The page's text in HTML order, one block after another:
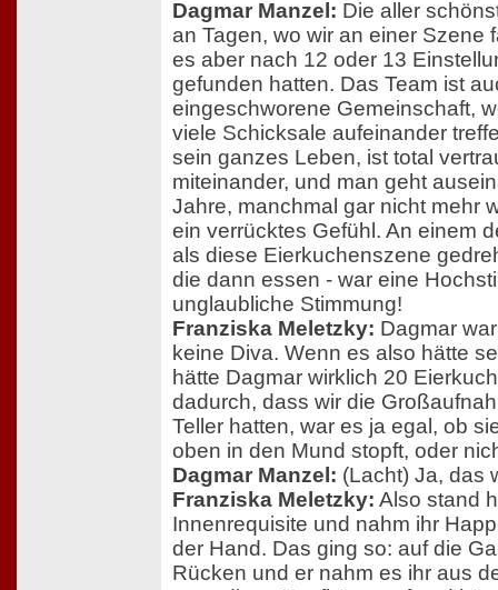
Dagmar Manzel: Die aller
an Tagen, wo wir an einer Szene
es aber nach 12 oder 13
gefunden hatten. Das Team ist
eingeschworene Gemeinschaft,
viele Schicksale aufeinander
sein ganzes Leben, ist total
miteinander, und man geht
Jahre, manchmal gar nicht mehr
ein verrücktes Gefühl. An einem
als diese Eierkuchenszene
die dann essen - war eine
unglaubliche Stimmung!
Franziska Meletzky: Dagmar
keine Diva. Wenn es also hätte
hätte Dagmar wirklich 20
dadurch, dass wir die
Teller hatten, war es ja egal, ob
oben in den Mund stopft, oder
Dagmar Manzel: (Lacht) Ja, das
Franziska Meletzky: Also stand
Innenrequisite und nahm ihr
der Hand. Das ging so: auf die
Rücken und er nahm es ihr aus